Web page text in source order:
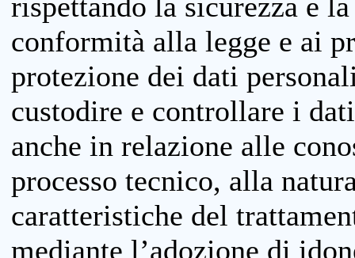
conformità alla legge e ai
protezione dei dati
custodire e controllare i
anche in relazione alle
processo tecnico, alla
caratteristiche del
mediante l’adozione di